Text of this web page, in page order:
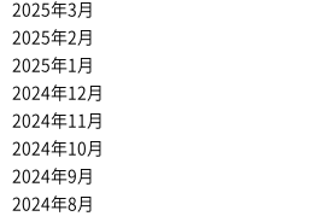
2025年3月
2025年2月
2025年1月
2024年12月
2024年11月
2024年10月
2024年9月
2024年8月